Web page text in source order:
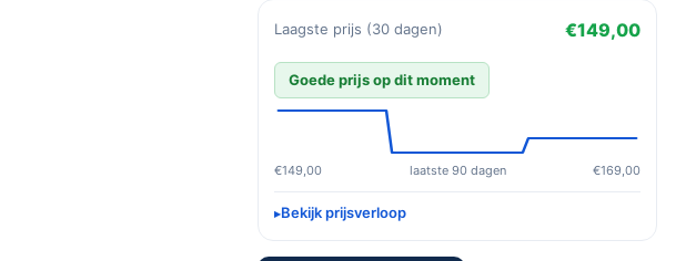
Laagste prijs (30 dagen) €149,00
Goede prijs op dit moment
€149,00 laatste 90 dagen €169,00
Bekijk prijsverloop